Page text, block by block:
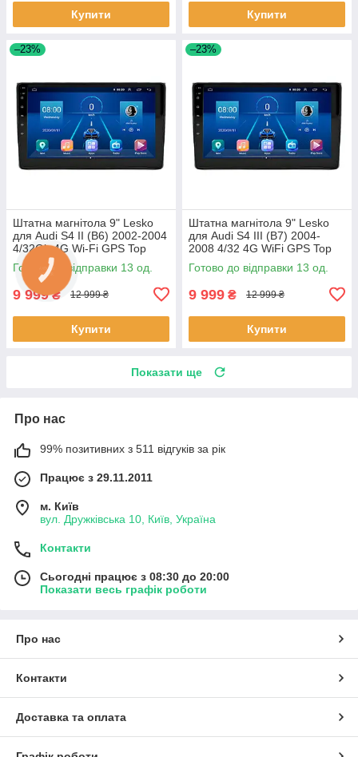
Купити Купити
–23%
Штатна магнітола 9" Lesko
для Audi S4 II (B6) 2002-2004
4/32Gb 4G Wi-Fi GPS Top
Аудіо 13шт
Готово до відправки 13 од.
9 999₴ 12 999 ₴
Купити
–23%
Штатна магнітола 9" Lesko
для Audi S4 III (B7) 2004-
2008 4/32 4G WiFi GPS Top
Аудіо 13шт
Готово до відправки 13 од.
9 999 ₴ 12 999 ₴
Купити
Показати ще
Про нас
99% позитивних з 511 відгуків за рік
Працює з 29.11.2011
м. Київ
вул. Дружківська 10, Київ, Україна
Контакти
Сьогодні працює з 08:30 до 20:00
Показати весь графік роботи
Про нас
Контакти
Доставка та оплата